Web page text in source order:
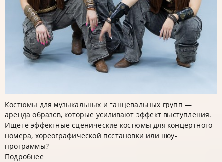
Костюмы для музыкальных и танцевальных групп —
аренда образов, которые усиливают эффект выступления.
Ищете эффектные сценические костюмы для концертного
номера, хореографической постановки или шоу-
программы?
Подробнее